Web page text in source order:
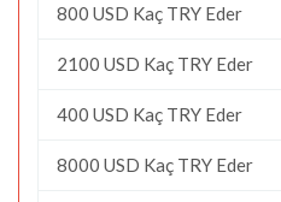
800 USD Kaç TRY Eder
2100 USD Kaç TRY Eder
400 USD Kaç TRY Eder
8000 USD Kaç TRY Eder